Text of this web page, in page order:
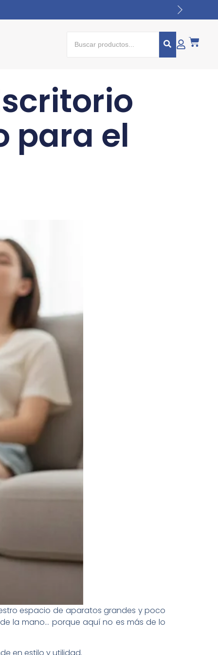
para el
espacio de aparatos grandes y poco
la mano… porque aquí no es más de lo